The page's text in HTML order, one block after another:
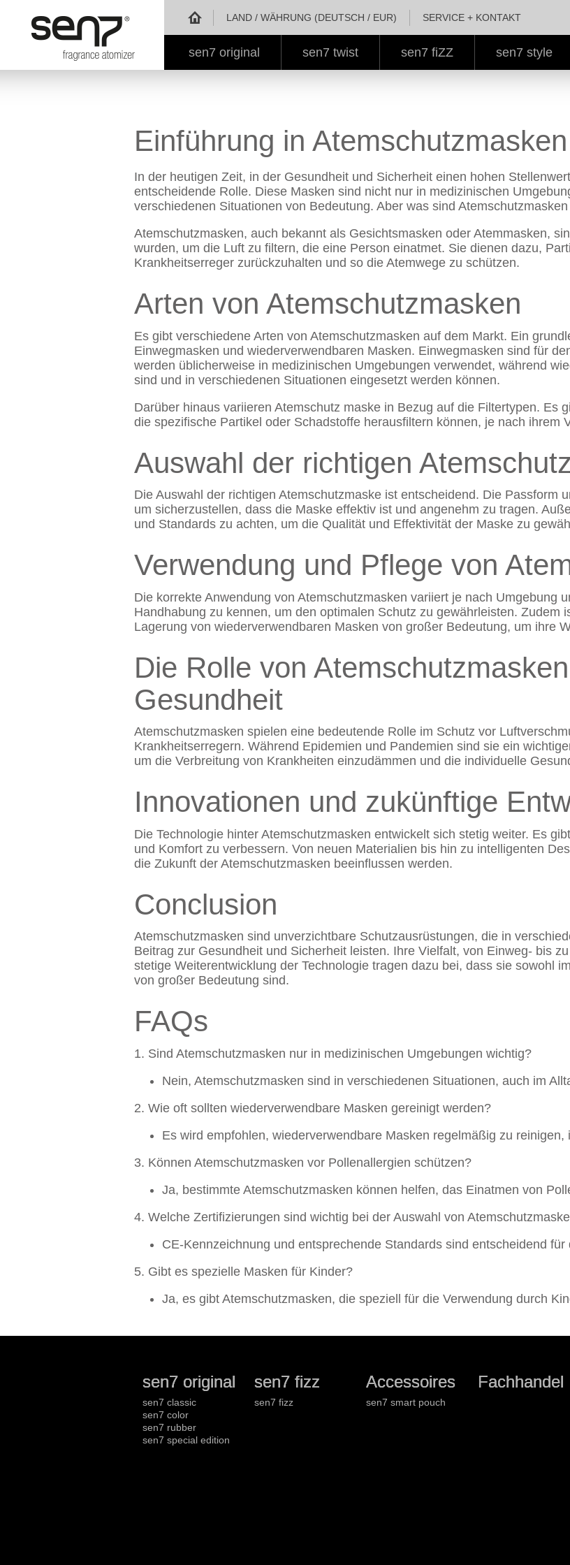
Einführung in Atemschutzmasken
In der heutigen Zeit, in der Gesundheit und Sicherheit einen hohen
entscheidende Rolle. Diese Masken sind nicht nur in medizinischen
verschiedenen Situationen von Bedeutung. Aber was sind
Atemschutzmasken, auch bekannt als Gesichtsmasken oder Atemmasken,
wurden, um die Luft zu filtern, die eine Person einatmet. Sie dienen dazu,
Krankheitserreger zurückzuhalten und so die Atemwege zu schützen.
Arten von Atemschutzmasken
Es gibt verschiedene Arten von Atemschutzmasken auf dem Markt. Ein
Einwegmasken und wiederverwendbaren Masken. Einwegmasken sind für
werden üblicherweise in medizinischen Umgebungen verwendet, während
sind und in verschiedenen Situationen eingesetzt werden können.
Darüber hinaus variieren Atemschutz maske in Bezug auf die Filtertypen. Es
die spezifische Partikel oder Schadstoffe herausfiltern können, je nach ihrem
Auswahl der richtigen
Die Auswahl der richtigen Atemschutzmaske ist entscheidend. Die Passform
um sicherzustellen, dass die Maske effektiv ist und angenehm zu tragen.
und Standards zu achten, um die Qualität und Effektivität der Maske zu
Verwendung und Pflege von
Die korrekte Anwendung von Atemschutzmasken variiert je nach Umgebung
Handhabung zu kennen, um den optimalen Schutz zu gewährleisten. Zudem
Lagerung von wiederverwendbaren Masken von großer Bedeutung, um ihre
Die Rolle von
Gesundheit
Atemschutzmasken spielen eine bedeutende Rolle im Schutz vor
Krankheitserregern. Während Epidemien und Pandemien sind sie ein
um die Verbreitung von Krankheiten einzudämmen und die individuelle
Innovationen und zukünftige
Die Technologie hinter Atemschutzmasken entwickelt sich stetig weiter. Es
und Komfort zu verbessern. Von neuen Materialien bis hin zu intelligenten
die Zukunft der Atemschutzmasken beeinflussen werden.
Conclusion
Atemschutzmasken sind unverzichtbare Schutzausrüstungen, die in
Beitrag zur Gesundheit und Sicherheit leisten. Ihre Vielfalt, von Einweg- bis
stetige Weiterentwicklung der Technologie tragen dazu bei, dass sie sowohl
von großer Bedeutung sind.
FAQs
1. Sind Atemschutzmasken nur in medizinischen Umgebungen wichtig?
Nein, Atemschutzmasken sind in verschiedenen Situationen, auch im
2. Wie oft sollten wiederverwendbare Masken gereinigt werden?
Es wird empfohlen, wiederverwendbare Masken regelmäßig zu
3. Können Atemschutzmasken vor Pollenallergien schützen?
Ja, bestimmte Atemschutzmasken können helfen, das Einatmen von
4. Welche Zertifizierungen sind wichtig bei der Auswahl von
CE-Kennzeichnung und entsprechende Standards sind entscheidend
5. Gibt es spezielle Masken für Kinder?
Ja, es gibt Atemschutzmasken, die speziell für die Verwendung durch
sen7 original
sen7 classic
sen7 color
sen7 rubber
sen7 special edition
sen7 fizz
sen7 fizz
Accessoires
sen7 smart pouch
Fachhandel
sen7 - Parfümzerstäuber wiederbefüllbar für jeden Duft
sen7 original sen7 twist sen7 fiZZ sen7 style
LAND / WÄHRUNG (DEUTSCH / EUR) SERVICE + KONTAKT